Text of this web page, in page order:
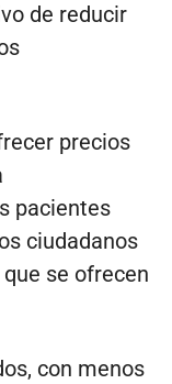
de reducir
precios
pacientes
ciudadanos
se ofrecen
con menos